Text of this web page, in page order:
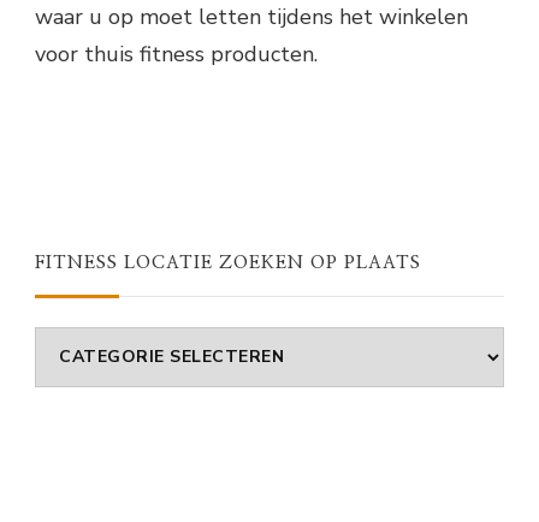
waar u op moet letten tijdens het winkelen
voor thuis fitness producten.
FITNESS LOCATIE ZOEKEN OP PLAATS
Fitness
Locatie